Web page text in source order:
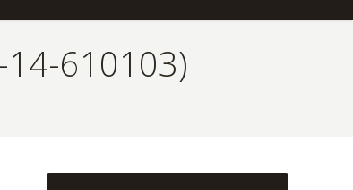
14-610103)